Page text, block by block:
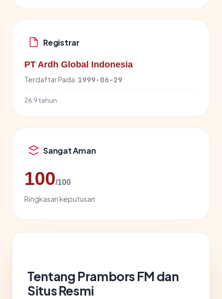
Registrar
PT Ardh Global Indonesia
Terdaftar Pada: 1999-06-29
26.9 tahun
Sangat Aman
100/100
Ringkasan keputusan
Tentang Prambors FM dan
Situs Resmi